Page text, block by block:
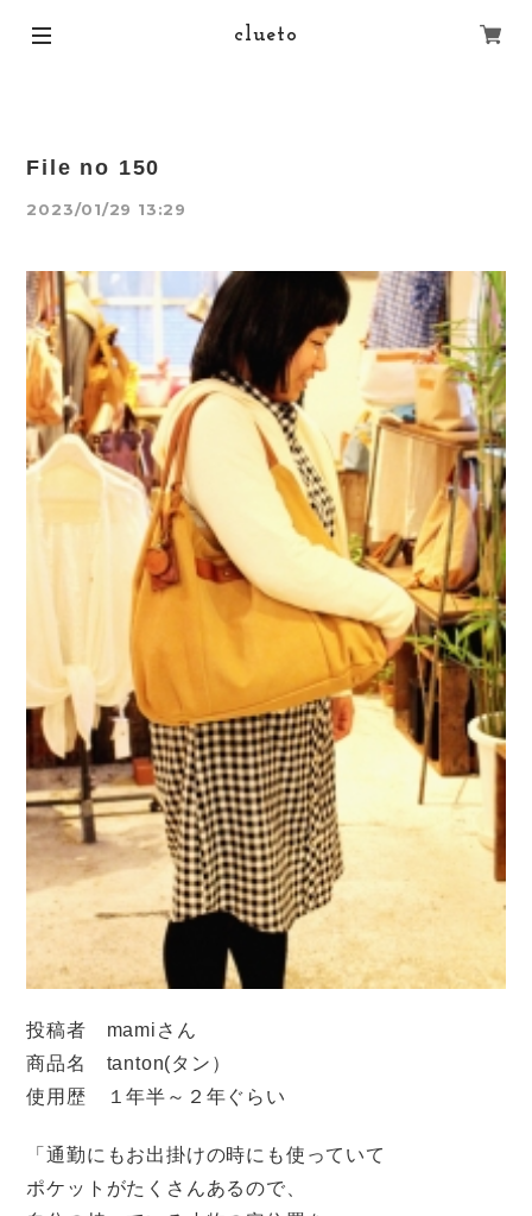
clueto
File no 150
2023/01/29 13:29
投稿者 mamiさん
商品名 tanton(タン）
使用歴 １年半～２年ぐらい
「通勤にもお出掛けの時にも使っていて
ポケットがたくさんあるので、